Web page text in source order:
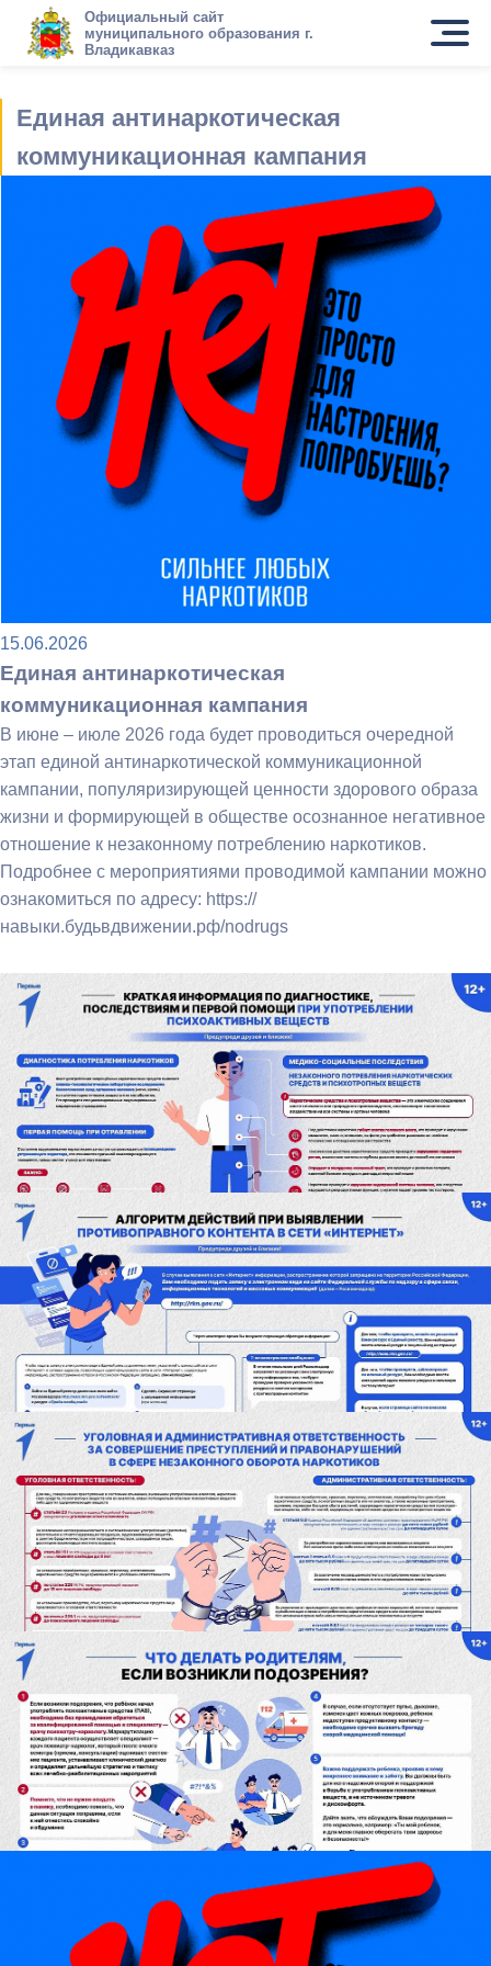
Официальный сайт
муниципального образования г.
Владикавказ
Единая антинаркотическая
коммуникационная кампания
15.06.2026
Единая антинаркотическая
коммуникационная кампания
В июне – июле 2026 года будет проводиться очередной
этап единой антинаркотической коммуникационной
кампании, популяризирующей ценности здорового образа
жизни и формирующей в обществе осознанное негативное
отношение к незаконному потреблению наркотиков.
Подробнее с мероприятиями проводимой кампании можно
ознакомиться по адресу: https://
навыки.будьвдвижении.рф/nodrugs